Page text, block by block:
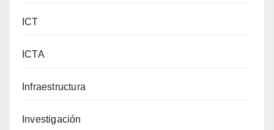
ICT
ICTA
Infraestructura
Investigación